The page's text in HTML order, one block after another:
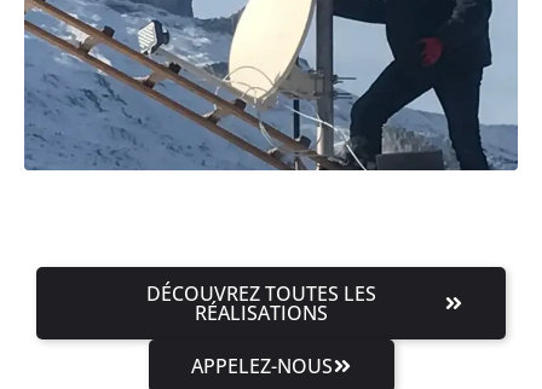
DÉCOUVREZ TOUTES LES
RÉALISATIONS
APPELEZ-NOUS